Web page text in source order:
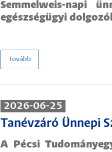
Semmelweis-napi
egészségügyi
Tovább
2026-06-25
Tanévzáró Ünnepi
A Pécsi